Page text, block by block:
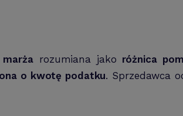
rozumiana jako różnica
o kwotę podatku. Sprzedawca